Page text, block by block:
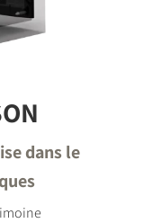
dans le